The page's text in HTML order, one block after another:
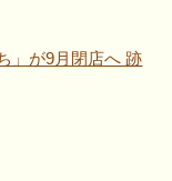
」が9月閉店へ 跡